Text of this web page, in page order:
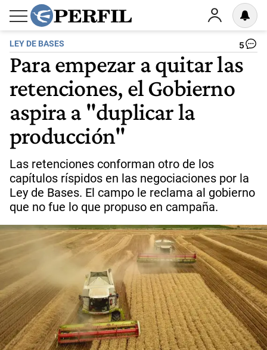
LEY DE BASES 5
Para empezar a quitar las
retenciones, el Gobierno
aspira a "duplicar la
producción"
Las retenciones conforman otro de los
capítulos ríspidos en las negociaciones por la
Ley de Bases. El campo le reclama al gobierno
que no fue lo que propuso en campaña.